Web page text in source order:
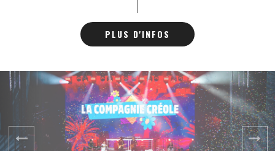
24/07/2025
- Festival LA FAV
DÉRAILLE (Alsace)
000 festivaliers
PLUS D'INFOS